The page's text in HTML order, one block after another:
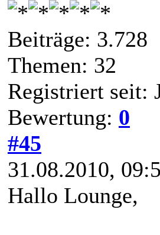
Beiträge: 3.728
Themen: 32
Registriert seit:
Bewertung: 0
#45
31.08.2010,
Hallo Lounge,